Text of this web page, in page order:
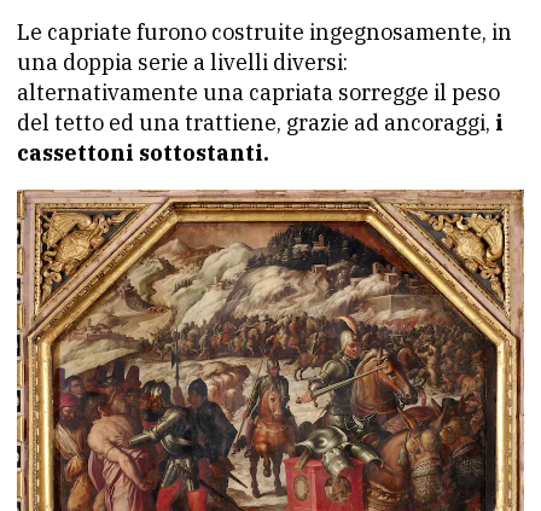
Le capriate furono costruite ingegnosamente, in
una doppia serie a livelli diversi:
alternativamente una capriata sorregge il peso
del tetto ed una trattiene, grazie ad ancoraggi, i
cassettoni sottostanti.